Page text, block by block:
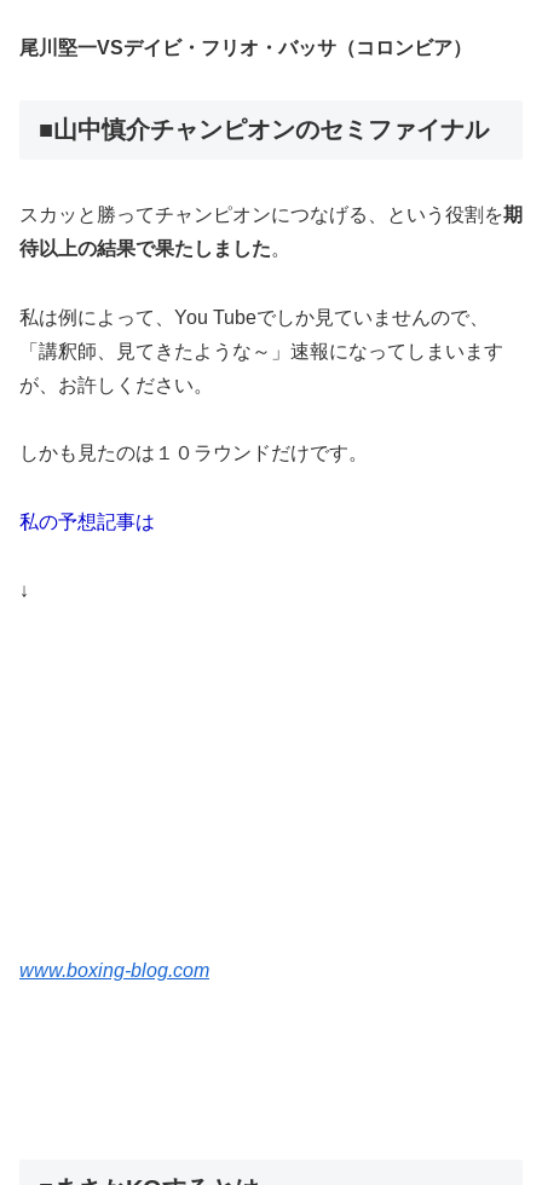
尾川堅一VSデイビ・フリオ・バッサ（コロンビア）
■山中慎介チャンピオンのセミファイナル
スカッと勝ってチャンピオンにつなげる、という役割を期
待以上の結果で果たしました。
私は例によって、You Tubeでしか見ていませんので、
「講釈師、見てきたような～」速報になってしまいます
が、お許しください。
しかも見たのは１０ラウンドだけです。
私の予想記事は
↓
www.boxing-blog.com